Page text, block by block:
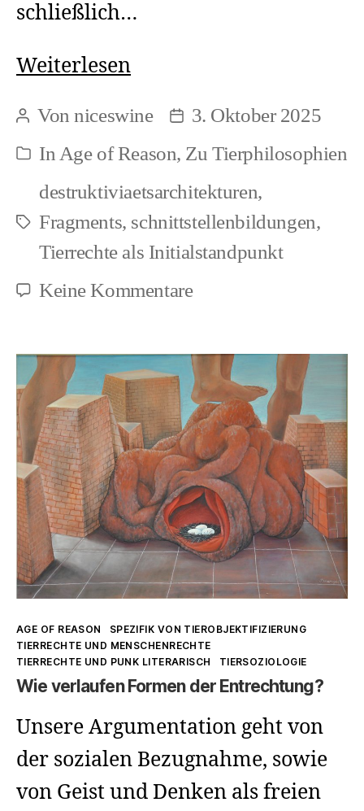
schließlich…
WeiterlesenKenntnisfragen,
Rösslsprünge
Beitragsautor
Vonniceswine Beitragsdatum
3. Oktober 2025
Kategorien
In Age of Reason, Zu Tierphilosophien
Schlagwörter
destruktiviaetsarchitekturen,
Fragments, schnittstellenbildungen,
Tierrechte als Initialstandpunkt
Keine Kommentarezu
Zwei
Rösslsprünge
Kategorien
AGE OF REASON
SPEZIFIK VON TIEROBJEKTIFIZIERUNG
TIERRECHTE UND MENSCHENRECHTE
TIERRECHTE UND PUNK LITERARISCH
TIERSOZIOLOGIE
Wie verlaufen Formen der Entrechtung?
Unsere Argumentation geht von
der sozialen Bezugnahme, sowie
von Geist und Denken als freien